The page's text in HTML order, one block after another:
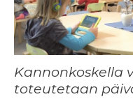
Kannonkoskella
toteutetaan